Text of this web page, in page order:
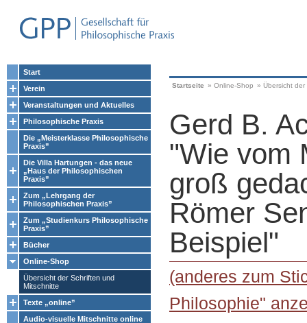
Start
Verein
Veranstaltungen und Aktuelles
Philosophische Praxis
Die „Meisterklasse Philosophische
Praxis”
Die Villa Hartungen - das neue
„Haus der Philosophischen
Praxis”
Zum „Lehrgang der
Philosophischen Praxis”
Zum „Studienkurs Philosophische
Praxis”
Bücher
Online-Shop
Übersicht der Schriften und
Mitschnitte
Texte „online”
Audio-visuelle Mitschnitte online
Startseite » Online-Shop » Übersicht
Gerd B.
"Wie vom
groß
Römer
Beispiel"
(anderes zum
Philosophie"